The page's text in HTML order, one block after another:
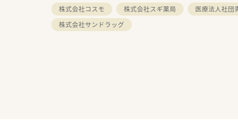
株式会社コスモ
株式会社スギ薬局 医療法人社団
株式会社サンドラッグ